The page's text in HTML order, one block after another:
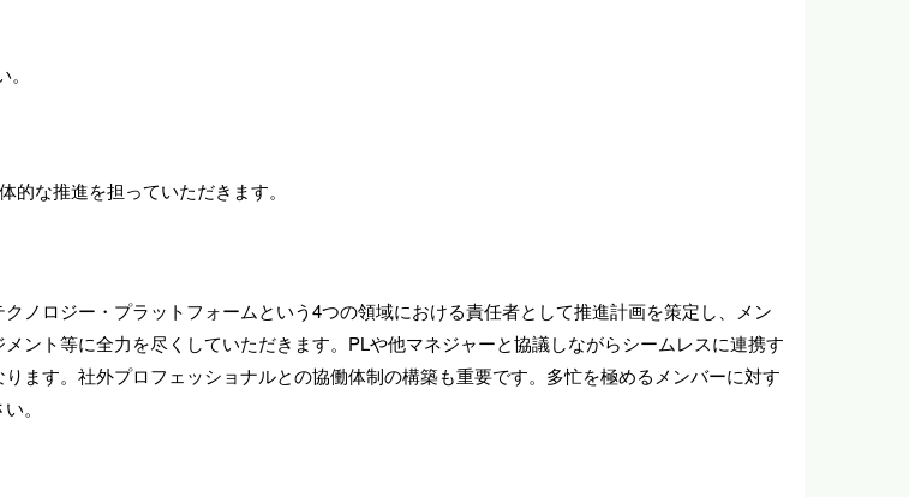
な推進を担っていただきます。
ノロジー・プラットフォームという4つの領域における責任者として推進計画を策定し、メン
ント等に全力を尽くしていただきます。PLや他マネジャーと協議しながらシームレスに連携す
ます。社外プロフェッショナルとの協働体制の構築も重要です。多忙を極めるメンバーに対す
。